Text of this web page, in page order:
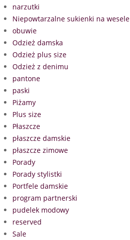
narzutki
Niepowtarzalne sukienki na wesele
obuwie
Odzież damska
Odzież plus size
Odzież z denimu
pantone
paski
Piżamy
Plus size
Płaszcze
płaszcze damskie
płaszcze zimowe
Porady
Porady stylistki
Portfele damskie
program partnerski
pudelek modowy
reserved
Sale